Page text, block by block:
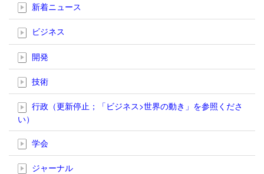
新着ニュース
ビジネス
開発
技術
行政（更新停止；「ビジネス>世界の動き」を参照くださ
い）
学会
ジャーナル